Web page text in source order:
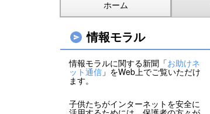
ホーム
情報モラル
情報モラルに関する新聞「お助けネ
ット通信 」をWeb上でご覧いただけ
ます。
子供たちがインターネットを安全に